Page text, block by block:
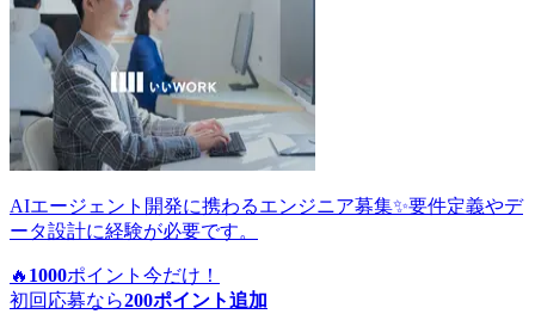
AIエージェント開発に携わるエンジニア募集✨要件定義やデ
ータ設計に経験が必要です。
🔥 1000ポイント 今だけ！
初回応募なら200ポイント追加